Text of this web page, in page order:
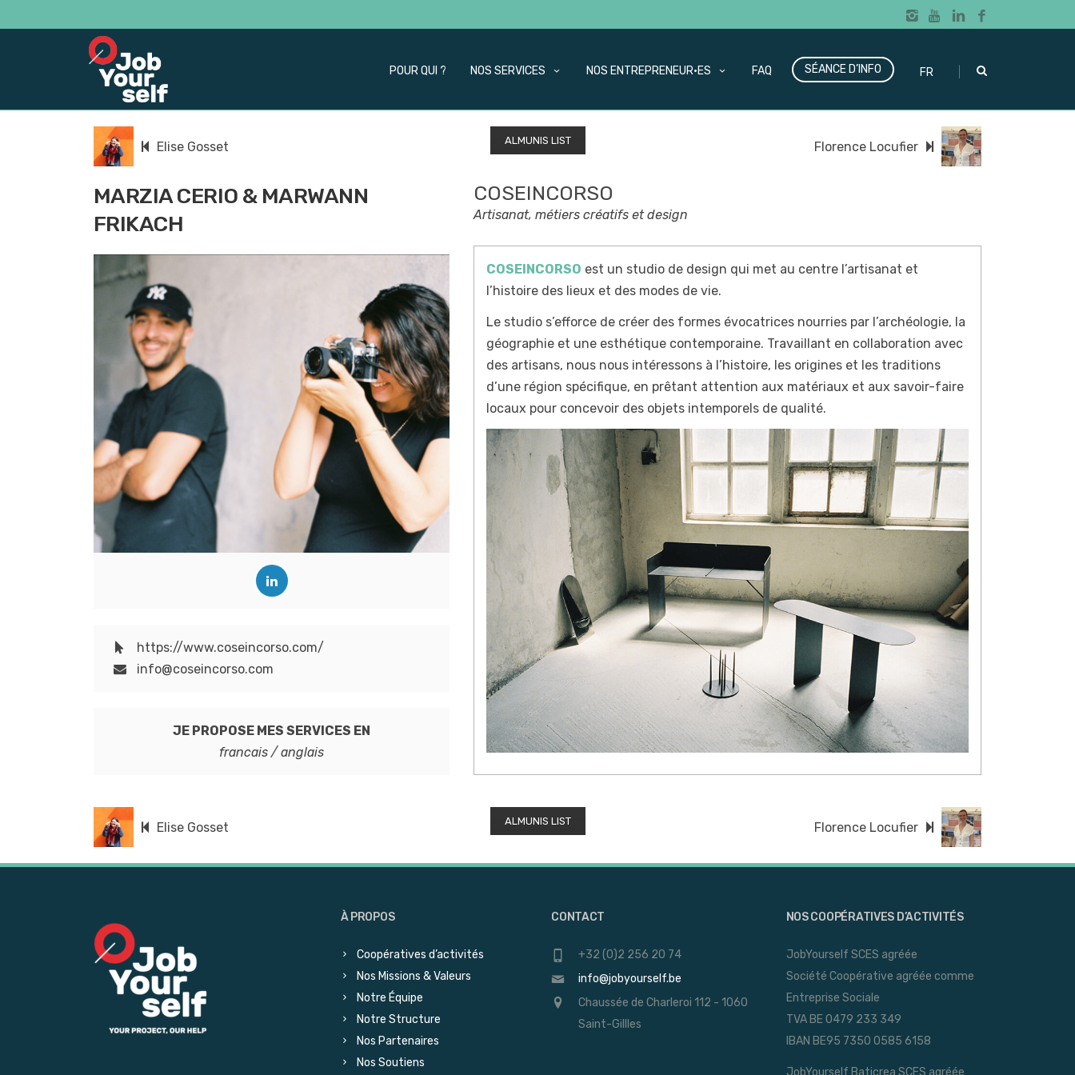
POUR QUI ? NOS SERVICES NOS ENTREPRENEUR·ES FAQ SÉANCE D’INFO FR |
Elise Gosset ALMUNIS LIST Florence Locufier
MARZIA CERIO & MARWANN
FRIKACH
https://www.coseincorso.com/
info@coseincorso.com
JE PROPOSE MES SERVICES EN
francais / anglais
COSEINCORSO
Artisanat, métiers créatifs et design
COSEINCORSO est un studio de design qui met au centre l’artisanat et
l’histoire des lieux et des modes de vie.
Le studio s’efforce de créer des formes évocatrices nourries par l’archéologie, la
géographie et une esthétique contemporaine. Travaillant en collaboration avec
des artisans, nous nous intéressons à l’histoire, les origines et les traditions
d’une région spécifique, en prêtant attention aux matériaux et aux savoir-faire
locaux pour concevoir des objets intemporels de qualité.
Elise Gosset ALMUNIS LIST Florence Locufier
À PROPOS
Coopératives d’activités
Nos Missions & Valeurs
Notre Équipe
Notre Structure
Nos Partenaires
Nos Soutiens
CONTACT
+32 (0)2 256 20 74
info@jobyourself.be
Chaussée de Charleroi 112 - 1060
Saint-Gillles
NOS COOPÉRATIVES D’ACTIVITÉS
JobYourself SCES agréée
Société Coopérative agréée comme
Entreprise Sociale
TVA BE 0479 233 349
IBAN BE95 7350 0585 6158